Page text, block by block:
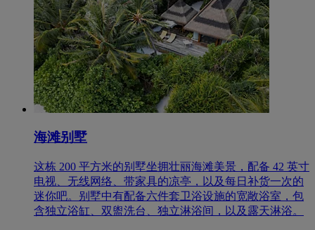
海滩别墅
这栋 200 平方米的别墅坐拥壮丽海滩美景，配备 42 英寸
电视、无线网络、带家具的凉亭，以及每日补货一次的
迷你吧。别墅中有配备六件套卫浴设施的宽敞浴室，包
含独立浴缸、双盥洗台、独立淋浴间，以及露天淋浴。